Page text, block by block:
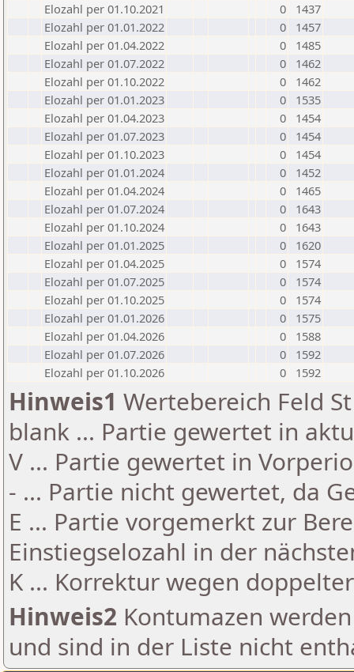
Elozahl per 01.10.2021
0
1437
Elozahl per 01.01.2022
0
1457
Elozahl per 01.04.2022
0
1485
Elozahl per 01.07.2022
0
1462
Elozahl per 01.10.2022
0
1462
Elozahl per 01.01.2023
0
1535
Elozahl per 01.04.2023
0
1454
Elozahl per 01.07.2023
0
1454
Elozahl per 01.10.2023
0
1454
Elozahl per 01.01.2024
0
1452
Elozahl per 01.04.2024
0
1465
Elozahl per 01.07.2024
0
1643
Elozahl per 01.10.2024
0
1643
Elozahl per 01.01.2025
0
1620
Elozahl per 01.04.2025
0
1574
Elozahl per 01.07.2025
0
1574
Elozahl per 01.10.2025
0
1574
Elozahl per 01.01.2026
0
1575
Elozahl per 01.04.2026
0
1588
Elozahl per 01.07.2026
0
1592
Elozahl per 01.10.2026
0 1592
Hinweis1 Wertebereich Feld
blank ... Partie gewertet in
V ... Partie gewertet in
- ... Partie nicht gewertet, da
E ... Partie vorgemerkt zur
Einstiegselozahl in der
K ... Korrektur wegen
Hinweis2 Kontumazen
und sind in der Liste nicht